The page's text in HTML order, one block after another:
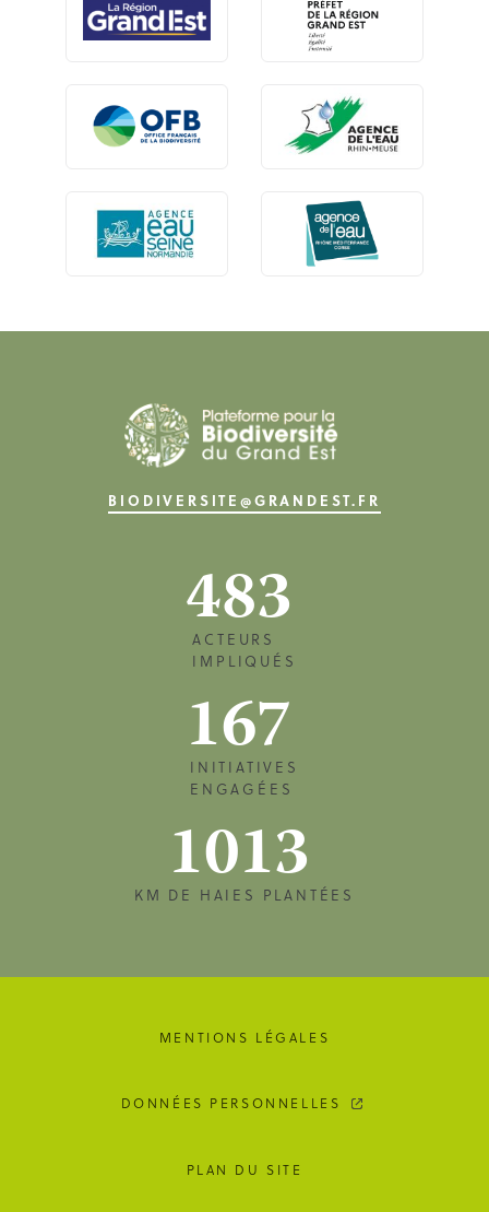
BIODIVERSITE@GRANDEST.FR
483
ACTEURS
IMPLIQUÉS
167
INITIATIVES
ENGAGÉES
1013
KM DE HAIES PLANTÉES
MENTIONS LÉGALES
DONNÉES PERSONNELLES
PLAN DU SITE